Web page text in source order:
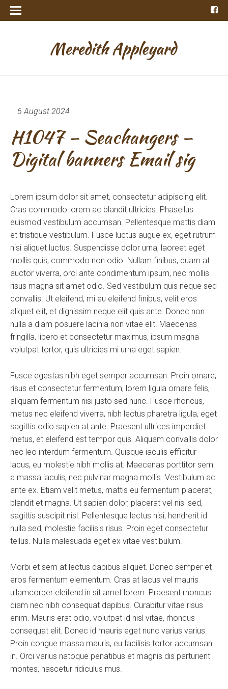
6 August 2024
H1047 – Seachangers –
Digital banners Email sig
Lorem ipsum dolor sit amet, consectetur adipiscing elit.
Cras commodo lorem ac blandit ultricies. Phasellus
euismod vestibulum accumsan. Pellentesque mattis diam
et tristique vestibulum. Fusce luctus augue ex, eget rutrum
nisi aliquet luctus. Suspendisse dolor urna, laoreet eget
mollis quis, commodo non odio. Nullam finibus, quam at
auctor viverra, orci ante condimentum ipsum, nec mollis
risus magna sit amet odio. Sed vestibulum quis neque sed
convallis. Ut eleifend, mi eu eleifend finibus, velit eros
aliquet elit, et dignissim neque elit quis ante. Donec non
nulla a diam posuere lacinia non vitae elit. Maecenas
fringilla, libero et consectetur maximus, ipsum magna
volutpat tortor, quis ultricies mi urna eget sapien.
Fusce egestas nibh eget semper accumsan. Proin ornare,
risus et consectetur fermentum, lorem ligula ornare felis,
aliquam fermentum nisi justo sed nunc. Fusce rhoncus,
metus nec eleifend viverra, nibh lectus pharetra ligula, eget
sagittis odio sapien at ante. Praesent ultrices imperdiet
metus, et eleifend est tempor quis. Aliquam convallis dolor
nec leo interdum fermentum. Quisque iaculis efficitur
lacus, eu molestie nibh mollis at. Maecenas porttitor sem
a massa iaculis, nec pulvinar magna mollis. Vestibulum ac
ante ex. Etiam velit metus, mattis eu fermentum placerat,
blandit et magna. Ut sapien dolor, placerat vel nisi sed,
sagittis suscipit nisl. Pellentesque lectus nisi, hendrerit id
nulla sed, molestie facilisis risus. Proin eget consectetur
tellus. Nulla malesuada eget ex vitae vestibulum.
Morbi et sem at lectus dapibus aliquet. Donec semper et
eros fermentum elementum. Cras at lacus vel mauris
ullamcorper eleifend in sit amet lorem. Praesent rhoncus
diam nec nibh consequat dapibus. Curabitur vitae risus
enim. Mauris erat odio, volutpat id nisl vitae, rhoncus
consequat elit. Donec id mauris eget nunc varius varius.
Proin congue massa mauris, eu facilisis tortor accumsan
in. Orci varius natoque penatibus et magnis dis parturient
montes, nascetur ridiculus mus.